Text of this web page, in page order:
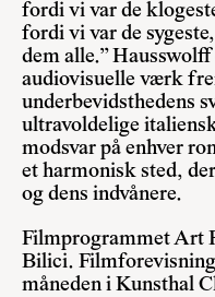
fordi vi var de
fordi vi var de
dem alle.”
audiovisuelle værk
underbevidsthedens
ultravoldelige
modsvar på enhver
et harmonisk sted,
og dens indvånere.
Filmprogrammet Art
Bilici.
måneden i Kunsthal